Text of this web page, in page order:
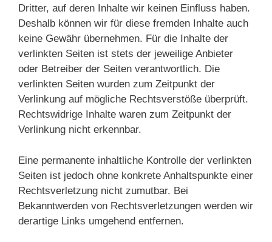
Dritter, auf deren Inhalte wir keinen Einfluss haben.
Deshalb können wir für diese fremden Inhalte auch
keine Gewähr übernehmen. Für die Inhalte der
verlinkten Seiten ist stets der jeweilige Anbieter
oder Betreiber der Seiten verantwortlich. Die
verlinkten Seiten wurden zum Zeitpunkt der
Verlinkung auf mögliche Rechtsverstöße überprüft.
Rechtswidrige Inhalte waren zum Zeitpunkt der
Verlinkung nicht erkennbar.
Eine permanente inhaltliche Kontrolle der verlinkten
Seiten ist jedoch ohne konkrete Anhaltspunkte einer
Rechtsverletzung nicht zumutbar. Bei
Bekanntwerden von Rechtsverletzungen werden wir
derartige Links umgehend entfernen.